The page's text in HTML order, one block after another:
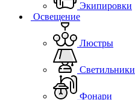
Экипировки
Освещение
Люстры
Светильники
Фонари